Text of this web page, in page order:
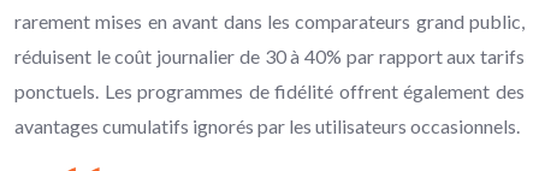
rarement mises en avant dans les comparateurs grand public,
réduisent le coût journalier de 30 à 40% par rapport aux tarifs
ponctuels. Les programmes de fidélité offrent également des
avantages cumulatifs ignorés par les utilisateurs occasionnels.